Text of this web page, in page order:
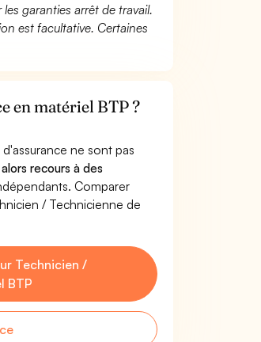
garanties arrêt de travail.
est facultative. Certaines
en matériel BTP ?
ne sont pas
alors recours à des
Comparer
/ Technicienne de
Technicien /
BTP